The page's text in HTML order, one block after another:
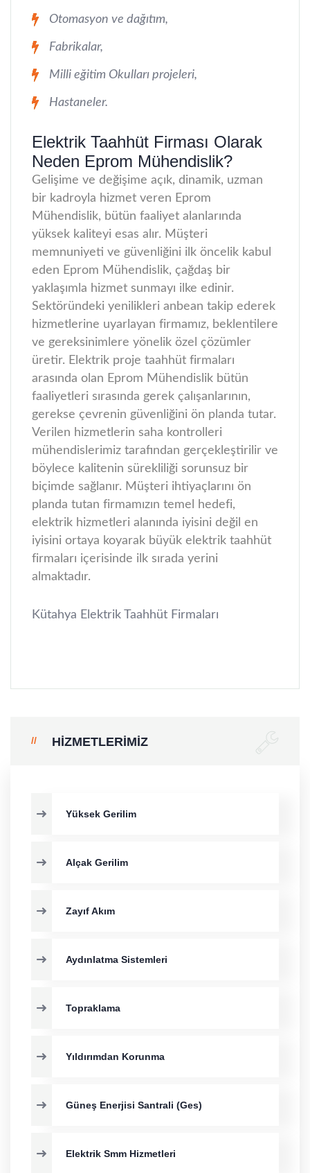
Otomasyon ve dağıtım,
Fabrikalar,
Milli eğitim Okulları projeleri,
Hastaneler.
Elektrik Taahhüt Firması Olarak
Neden Eprom Mühendislik?
Gelişime ve değişime açık, dinamik, uzman
bir kadroyla hizmet veren Eprom
Mühendislik, bütün faaliyet alanlarında
yüksek kaliteyi esas alır. Müşteri
memnuniyeti ve güvenliğini ilk öncelik kabul
eden Eprom Mühendislik, çağdaş bir
yaklaşımla hizmet sunmayı ilke edinir.
Sektöründeki yenilikleri anbean takip ederek
hizmetlerine uyarlayan firmamız, beklentilere
ve gereksinimlere yönelik özel çözümler
üretir. Elektrik proje taahhüt firmaları
arasında olan Eprom Mühendislik bütün
faaliyetleri sırasında gerek çalışanlarının,
gerekse çevrenin güvenliğini ön planda tutar.
Verilen hizmetlerin saha kontrolleri
mühendislerimiz tarafından gerçekleştirilir ve
böylece kalitenin sürekliliği sorunsuz bir
biçimde sağlanır. Müşteri ihtiyaçlarını ön
planda tutan firmamızın temel hedefi,
elektrik hizmetleri alanında iyisini değil en
iyisini ortaya koyarak büyük elektrik taahhüt
firmaları içerisinde ilk sırada yerini
almaktadır.
Kütahya Elektrik Taahhüt Firmaları
HIZMETLERIMIZ
Yüksek Gerilim
Alçak Gerilim
Zayıf Akım
Aydınlatma Sistemleri
Topraklama
Yıldırımdan Korunma
Güneş Enerjisi Santrali (Ges)
Elektrik Smm Hizmetleri